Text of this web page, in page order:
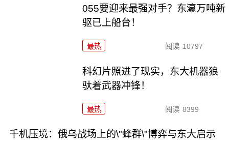
055要迎来最强对手？东瀛万吨新
驱已上船台！
最热 阅读 10797
科幻片照进了现实，东大机器狼
驮着武器冲锋！
最热 阅读 8399
千机压境：俄乌战场上的\"蜂群\"博弈与东大启示